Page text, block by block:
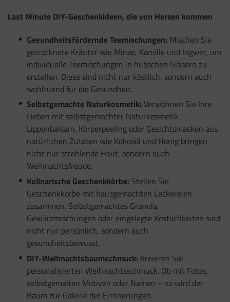
Last Minute DIY-Geschenkideen, die von Herzen kommen
Gesundheitsfördernde Teemischungen: Mischen Sie
getrocknete Kräuter wie Minze, Kamille und Ingwer, um
individuelle Teemischungen in hübschen Gläsern zu
erstellen. Diese sind nicht nur köstlich, sondern auch
wohltuend für die Gesundheit.
Selbstgemachte Naturkosmetik: Verwöhnen Sie Ihre
Lieben mit selbstgemachter Naturkosmetik.
Lippenbalsam, Körperpeeling oder Gesichtsmasken aus
natürlichen Zutaten wie Kokosöl und Honig bringen
nicht nur strahlende Haut, sondern auch
Weihnachtsfreude.
Kulinarische Geschenkkörbe: Stellen Sie
Geschenkkörbe mit hausgemachten Leckereien
zusammen. Selbstgemachtes Granola,
Gewürzmischungen oder eingelegte Köstlichkeiten sind
nicht nur persönlich, sondern auch
gesundheitsbewusst.
DIY-Weihnachtsbaumschmuck: Kreieren Sie
personalisierten Weihnachtsschmuck. Ob mit Fotos,
selbstgemalten Motiven oder Namen – so wird der
Baum zur Galerie der Erinnerungen.